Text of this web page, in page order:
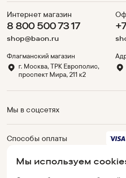
Мы используем
Интернет магазин
8 800 500 73 17
shop@baon.ru
Флагманский магазин
г. Москва, ТРК Европолис,
проспект Мира, 211 к2
Мы в соцсетях
Способы оплаты
Партнеры